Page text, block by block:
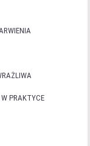
PRAKTYCE